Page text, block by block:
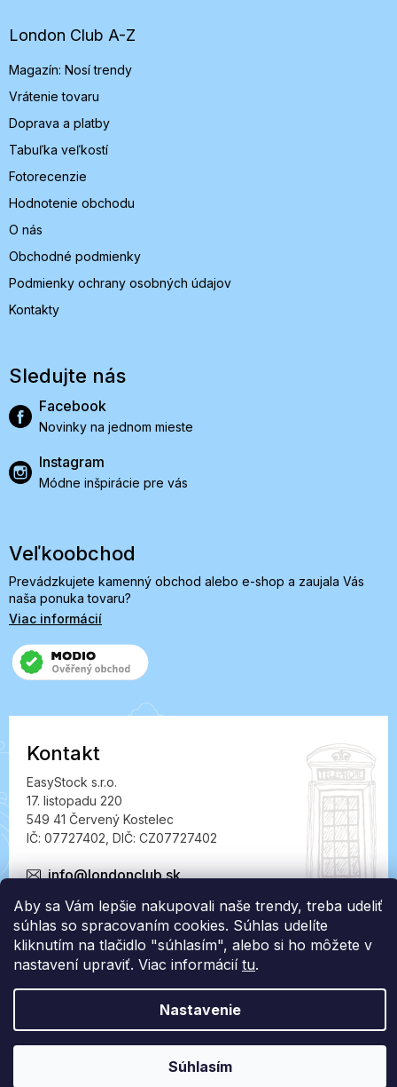
Aby sa Vám lepšie nakupovali naše trendy, treba udeliť
súhlas so spracovaním cookies. Súhlas udelíte
kliknutím na tlačidlo "súhlasím", alebo si ho môžete v
nastavení upraviť. Viac informácií tu.
Nastavenie
Súhlasím
e
London Club A-Z
Magazín: Nosí trendy
Vrátenie tovaru
Doprava a platby
Tabuľka veľkostí
Fotorecenzie
Hodnotenie obchodu
O nás
Obchodné podmienky
Podmienky ochrany osobných údajov
Kontakty
Sledujte nás
Facebook
Novinky na jednom mieste
Instagram
Módne inšpirácie pre vás
Veľkoobchod
Prevádzkujete kamenný obchod alebo e-shop a zaujala Vás
naša ponuka tovaru?
Viac informácií
Kontakt
EasyStock s.r.o.
17. listopadu 220
549 41 Červený Kostelec
IČ: 07727402, DIČ: CZ07727402
info@londonclub.sk
Vytvoril Shoptet Premium
LondonClub.sk. Všetky práva vyhradené.